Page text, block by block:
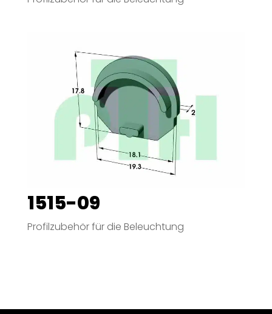
1515-09
Profilzubehör für die Beleuchtung